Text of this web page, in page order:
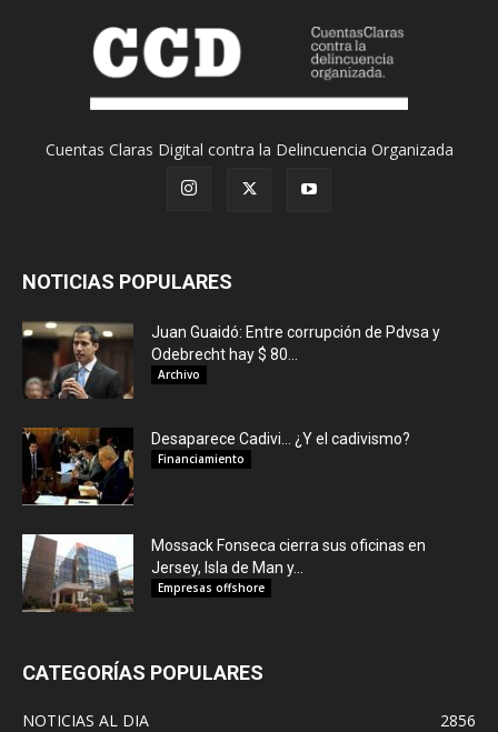
Cuentas Claras Digital contra la Delincuencia Organizada
NOTICIAS POPULARES
Juan Guaidó: Entre corrupción de Pdvsa y
Odebrecht hay $ 80...
Archivo
Desaparece Cadivi… ¿Y el cadivismo?
Financiamiento
Mossack Fonseca cierra sus oficinas en
Jersey, Isla de Man y...
Empresas offshore
CATEGORÍAS POPULARES
NOTICIAS AL DIA
2856